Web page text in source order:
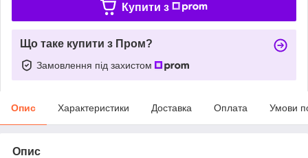
Купити з
Що таке купити з Пром?
Замовлення під захистом
Опис Характеристики Доставка Оплата Умови
Опис